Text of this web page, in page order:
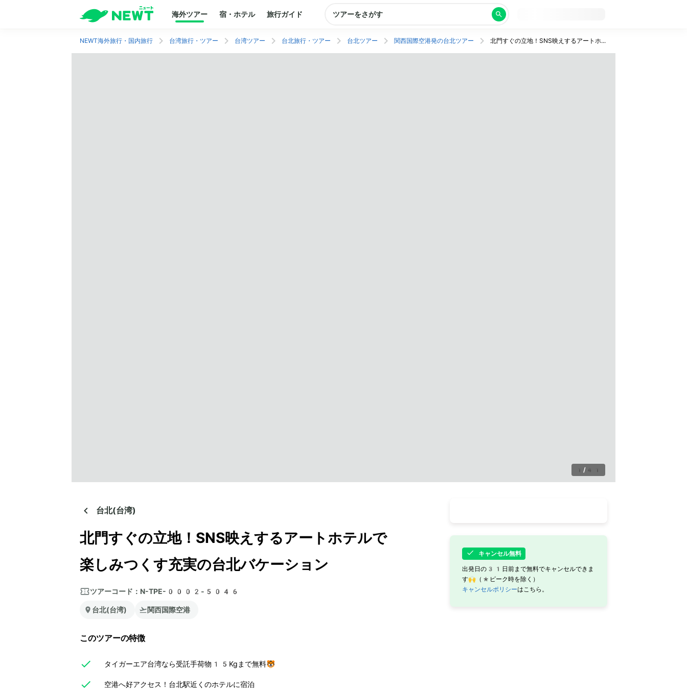
海外ツアー 宿・ホテル 旅行ガイド ツアーをさがす
NEWT海外旅行・国内旅行 台湾旅行・ツアー 台湾ツアー 台北旅行・ツアー 台北ツアー 関西国際空港発の台北ツアー 北門すぐの立地！SNS映えするアートホテルで楽しみつくす充実の台北バケーション
1 / 41
台北(台湾)
北門すぐの立地！SNS映えするアートホテルで
楽しみつくす充実の台北バケーション
ツアーコード： N-TPE-0002-5046
台北(台湾) 関西国際空港
このツアーの特徴
タイガーエア台湾なら受託手荷物15Kgまで無料🐯
空港へ好アクセス！台北駅近くのホテルに宿泊
キャンセル無料
出発日の31日前まで無料でキャンセルできま
す🙌（*ピーク時を除く）
キャンセルポリシーはこちら。